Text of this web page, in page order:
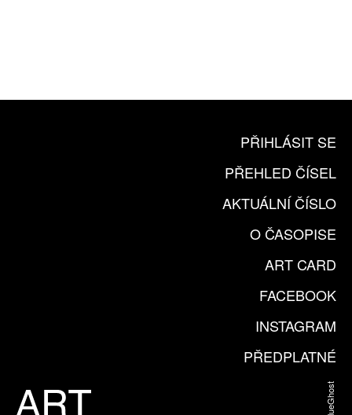
PŘIHLÁSIT SE
PŘEHLED ČÍSEL
AKTUÁLNÍ ČÍSLO
O ČASOPISE
ART CARD
FACEBOOK
INSTAGRAM
PŘEDPLATNÉ